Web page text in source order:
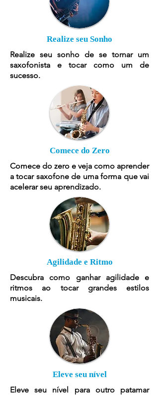
Realize seu Sonho
Realize seu sonho de se tornar um
saxofonista e tocar como um de
sucesso.
Comece do Zero
Comece do zero e veja como aprender
a tocar saxofone de uma forma que vai
acelerar seu aprendizado.
Agilidade e Ritmo
Descubra como ganhar agilidade e
ritmos ao tocar grandes estilos
musicais.
Eleve seu nível
Eleve seu nível para outro patamar